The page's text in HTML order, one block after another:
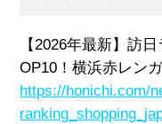
【2026年最新】訪
OP10 ！横浜赤レン
https://honichi.com/